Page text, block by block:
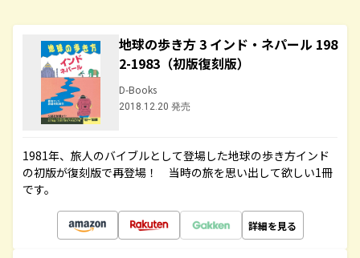
地球の歩き方 3 インド・ネパール 198
2-1983（初版復刻版）
D-Books
2018.12.20 発売
1981年、旅人のバイブルとして登場した地球の歩き方インド
の初版が復刻版で再登場！ 当時の旅を思い出して欲しい1冊
です。
詳細を見る